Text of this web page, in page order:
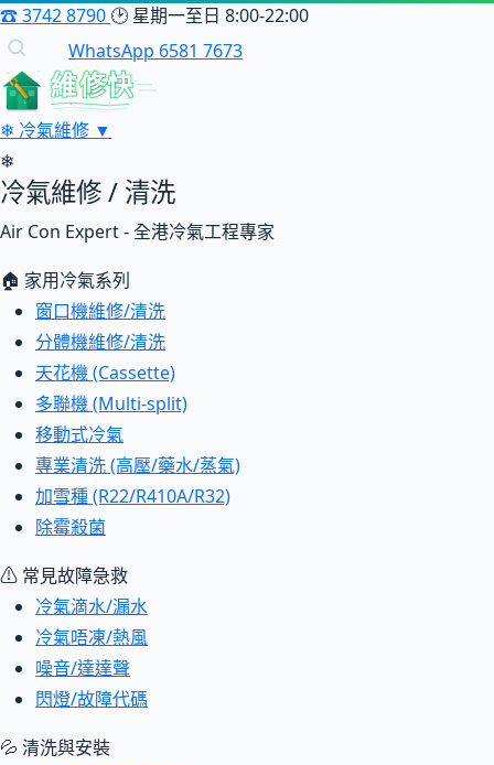
☎3742 8790 🕑 星期一至日 8:00-22:00
WhatsApp 6581 7673
維修快
❄ 冷氣維修 ▼
❄
冷氣維修 / 清洗
Air Con Expert - 全港冷氣工程專家
🏠 家用冷氣系列
窗口機維修/清洗
分體機維修/清洗
天花機 (Cassette)
多聯機 (Multi-split)
移動式冷氣
專業清洗 (高壓/藥水/蒸氣)
加雪種 (R22/R410A/R32)
除霉殺菌
⚠ 常見故障急救
冷氣滴水/漏水
冷氣唔凍/熱風
噪音/達達聲
閃燈/故障代碼
💦 清洗與安裝